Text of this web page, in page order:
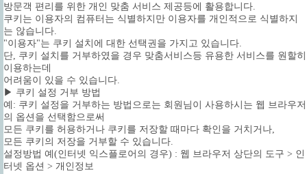
방문객 편리를 위한 개인 맞춤 서비스 제공등에 활용합니다.
쿠키는 이용자의 컴퓨터는 식별하지만 이용자를 개인적으로 식별하지
는 않습니다.
"이용자"는 쿠키 설치에 대한 선택권을 가지고 있습니다.
단, 쿠키 설치를 거부하였을 경우 맞춤서비스등 유용한 서비스를 원할히
이용하는데
어려움이 있을 수 있습니다.
▶ 쿠키 설정 거부 방법
예: 쿠키 설정을 거부하는 방법으로는 회원님이 사용하시는 웹 브라우저
의 옵션을 선택함으로써
모든 쿠키를 허용하거나 쿠키를 저장할 때마다 확인을 거치거나,
모든 쿠키의 저장을 거부할 수 있습니다.
설정방법 예(인터넷 익스플로어의 경우) : 웹 브라우저 상단의 도구 > 인
터넷 옵션 > 개인정보